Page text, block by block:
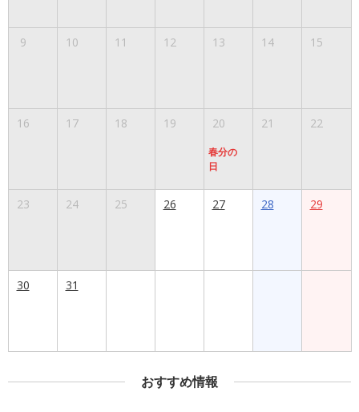
9 10 11 12 13 14 15
16 17 18 19 20
春分の
日
21 22
23 24 25 26 27 28 29
30 31
おすすめ情報